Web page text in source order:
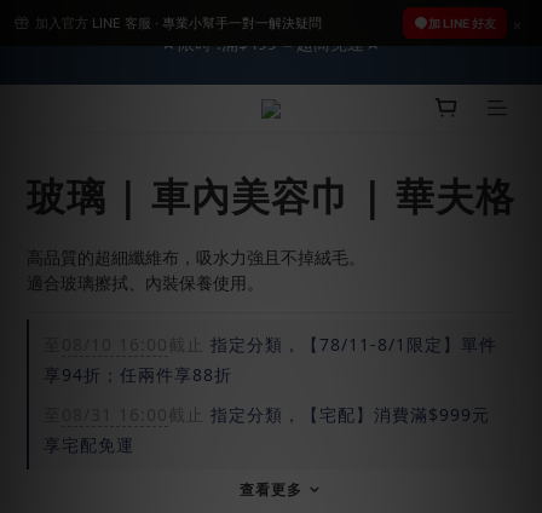
加入官方 LINE 客服 · 專業小幫手一對一解決疑問 加 LINE 好友
2026車友推薦新車鍍膜１００% 成功的秘訣，全靠這組😎　 ( 查
看鍍膜攻略✔ )
★限時 :滿$499 ➨超商免運★
2026車友推薦新車鍍膜１００% 成功的秘訣，全靠這組😎　 ( 查
看鍍膜攻略✔ )
玻璃 | 車內美容巾 | 華夫格
高品質的超細纖維布，吸水力強且不掉絨毛。
適合玻璃擦拭、內裝保養使用。
截止
指定分類，【78/11-8/1限定】單件
享94折；任兩件享88折
截止
指定分類，【宅配】消費滿$999元
享宅配免運
查看更多